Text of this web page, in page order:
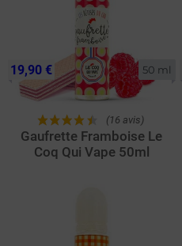
50 ml
(16 avis)
Gaufrette Framboise Le
Coq Qui Vape 50ml
19,90 €